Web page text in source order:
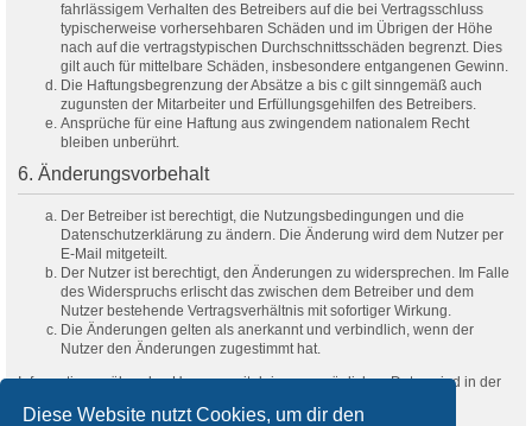
Diese Website nutzt Cookies, um dir den
fahrlässigem Verhalten des Betreibers auf die bei Vertragsschluss
typischerweise vorhersehbaren Schäden und im Übrigen der Höhe
nach auf die vertragstypischen Durchschnittsschäden begrenzt. Dies
gilt auch für mittelbare Schäden, insbesondere entgangenen Gewinn.
Die Haftungsbegrenzung der Absätze a bis c gilt sinngemäß auch
zugunsten der Mitarbeiter und Erfüllungsgehilfen des Betreibers.
Ansprüche für eine Haftung aus zwingendem nationalem Recht
bleiben unberührt.
6. Änderungsvorbehalt
Der Betreiber ist berechtigt, die Nutzungsbedingungen und die
Datenschutzerklärung zu ändern. Die Änderung wird dem Nutzer per
E-Mail mitgeteilt.
Der Nutzer ist berechtigt, den Änderungen zu widersprechen. Im Falle
des Widerspruchs erlischt das zwischen dem Betreiber und dem
Nutzer bestehende Vertragsverhältnis mit sofortiger Wirkung.
Die Änderungen gelten als anerkannt und verbindlich, wenn der
Nutzer den Änderungen zugestimmt hat.
Informationen über den Umgang mit deinen persönlichen Daten sind in der